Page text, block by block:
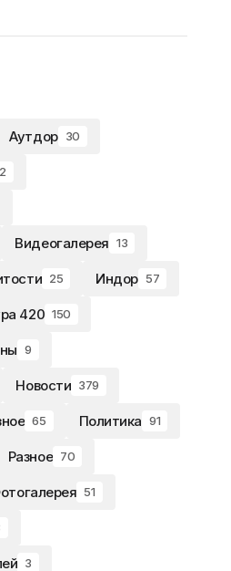
Аутдор 30
Видеогалерея 13
25 Индор 57
420 150
9
Новости 379
65 Политика 91
Разное 70
51
3